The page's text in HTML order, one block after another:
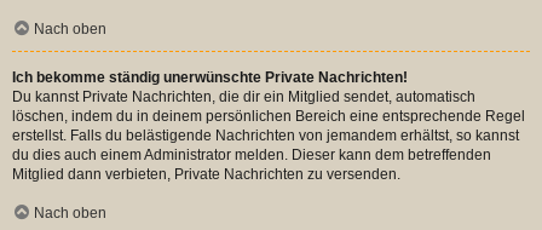
Nach oben
Ich bekomme ständig unerwünschte Private Nachrichten!
Du kannst Private Nachrichten, die dir ein Mitglied sendet, automatisch
löschen, indem du in deinem persönlichen Bereich eine entsprechende Regel
erstellst. Falls du belästigende Nachrichten von jemandem erhältst, so kannst
du dies auch einem Administrator melden. Dieser kann dem betreffenden
Mitglied dann verbieten, Private Nachrichten zu versenden.
Nach oben